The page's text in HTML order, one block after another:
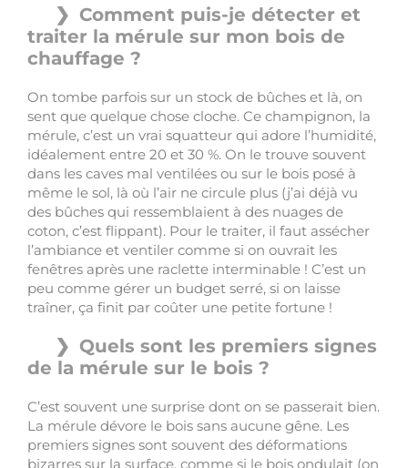
Comment puis-je détecter et
traiter la mérule sur mon bois de
chauffage ?
On tombe parfois sur un stock de bûches et là, on
sent que quelque chose cloche. Ce champignon, la
mérule, c’est un vrai squatteur qui adore l’humidité,
idéalement entre 20 et 30 %. On le trouve souvent
dans les caves mal ventilées ou sur le bois posé à
même le sol, là où l’air ne circule plus (j’ai déjà vu
des bûches qui ressemblaient à des nuages de
coton, c’est flippant). Pour le traiter, il faut assécher
l’ambiance et ventiler comme si on ouvrait les
fenêtres après une raclette interminable ! C’est un
peu comme gérer un budget serré, si on laisse
traîner, ça finit par coûter une petite fortune !
Quels sont les premiers signes
de la mérule sur le bois ?
C’est souvent une surprise dont on se passerait bien.
La mérule dévore le bois sans aucune gêne. Les
premiers signes sont souvent des déformations
bizarres sur la surface, comme si le bois ondulait (on